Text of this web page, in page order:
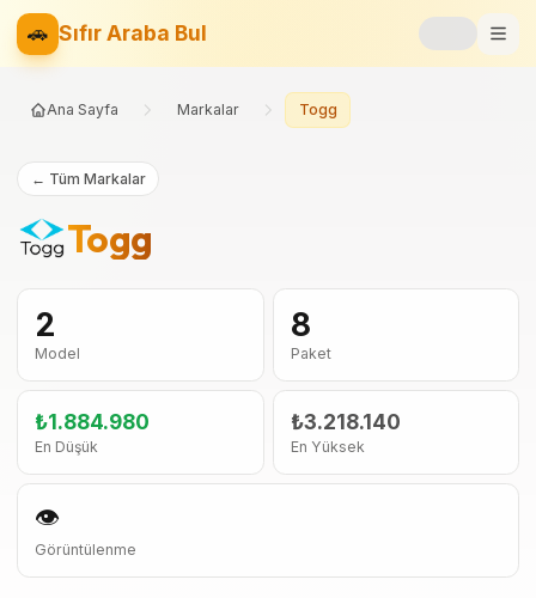
🚗 Sıfır Araba Bul
Markalar
Fiyat Listesi
📝
🚙
Ana Sayfa Markalar Togg
← Tüm Markalar
Togg
2
Model
8
Paket
₺1.884.980
En Düşük
₺3.218.140
En Yüksek
👁️
Görüntülenme